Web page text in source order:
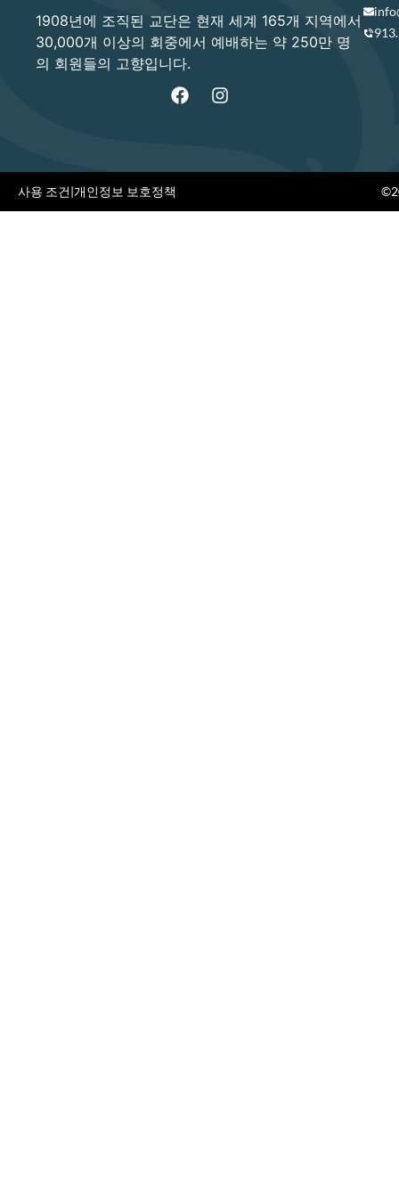
1908년에 조직된 교단은 현재 세계 165개 지역에서
30,000개 이상의 회중에서 예배하는 약 250만 명
의 회원들의 고향입니다.
사용 조건|개인정보 보호정책